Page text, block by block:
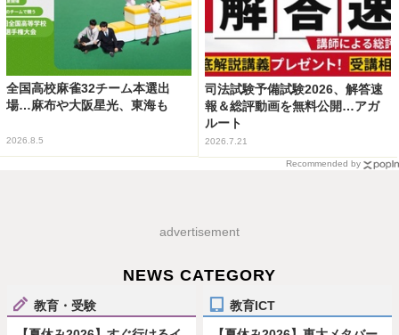
全国高校麻雀32チーム本選出
場…麻布や大阪星光、東海も
2026.8.5
司法試験予備試験2026、解答速
報＆総評動画を無料公開…アガ
ルート
2026.7.21
Recommended by
advertisement
NEWS CATEGORY
教育・受験 教育ICT